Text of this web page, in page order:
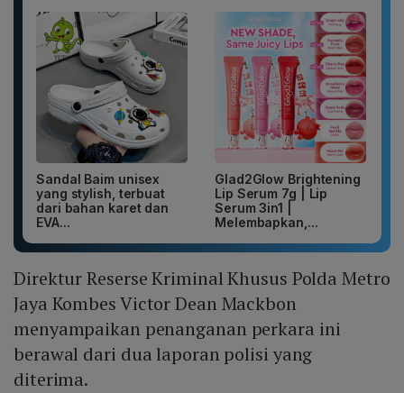
Sandal Baim unisex
yang stylish, terbuat
dari bahan karet dan
EVA...
Glad2Glow Brightening
Lip Serum 7g | Lip
Serum 3in1 |
Melembapkan,...
Direktur Reserse Kriminal Khusus Polda Metro
Jaya Kombes Victor Dean Mackbon
menyampaikan penanganan perkara ini
berawal dari dua laporan polisi yang
diterima.